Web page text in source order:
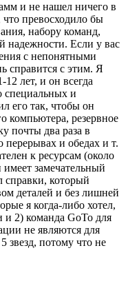
и не нашел ничего в
превосходило бы
набору команд,
надежности. Если у вас
с непонятными
справится с этим. Я
лет, и он всегда
специальных и
его так, чтобы он
компьютера, резервное
почты два раза в
перерывах и обедах и т.
к ресурсам (около
имеет замечательный
справки, который
деталей и без лишней
я когда-либо хотел,
2) команда GoTo для
не являются для
потому что не